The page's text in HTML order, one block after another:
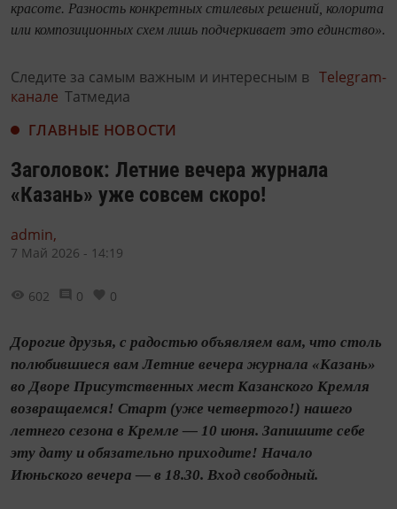
красоте. Разность конкретных стилевых решений, колорита
или композиционных схем лишь подчеркивает это единство».
Следите за самым важным и интересным в Telegram-
канале Татмедиа
ГЛАВНЫЕ НОВОСТИ
Заголовок: Летние вечера журнала
«Казань» уже совсем скоро!
admin,
7 Май 2026 - 14:19
602 0 0
Дорогие друзья, с радостью объявляем вам, что столь
полюбившиеся вам Летние вечера журнала «Казань»
во Дворе Присутственных мест Казанского Кремля
возвращаемся! Старт (уже четвертого!) нашего
летнего сезона в Кремле — 10 июня. Запишите себе
эту дату и обязательно приходите! Начало
Июньского вечера — в 18.30. Вход свободный.